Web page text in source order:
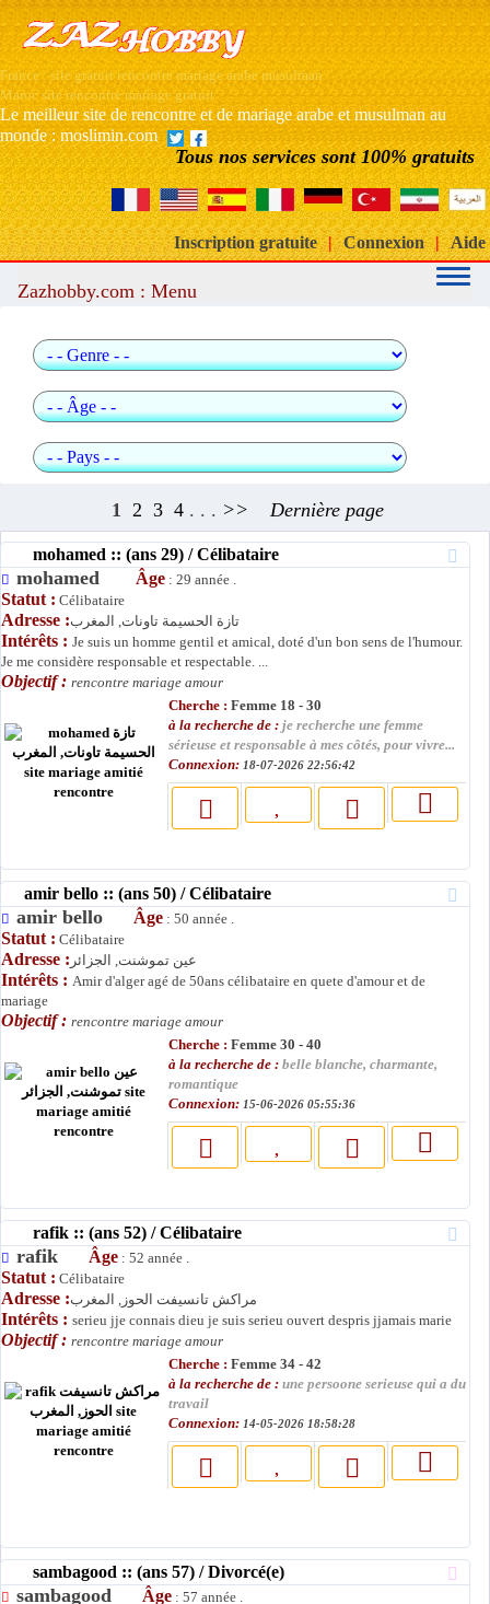
France : site gratuit rencontre mariage arabe musulman
Maroc site rencontre mariage gratuit
Le meilleur site de rencontre et de mariage arabe et musulman au
monde : moslimin.com
Tous nos services sont 100% gratuits
Inscription gratuite | Connexion | Aide
Zazhobby.com : Menu
1 2 3 4 . . . >> Dernière page
mohamed :: (ans 29) / Célibataire
mohamed Âge : 29 année .
Statut : Célibataire
Adresse :تازة الحسيمة تاونات, المغرب
Intérêts : Je suis un homme gentil et amical, doté d'un bon sens de l'humour.
Je me considère responsable et respectable. ...
Objectif : rencontre mariage amour
Cherche : Femme 18 - 30
à la recherche de : je recherche une femme
sérieuse et responsable à mes côtés, pour vivre...
Connexion: 18-07-2026 22:56:42
amir bello :: (ans 50) / Célibataire
amir bello Âge : 50 année .
Statut : Célibataire
Adresse : عين تموشنت, الجزائر
Intérêts : Amir d'alger agé de 50ans célibataire en quete d'amour et de
mariage
Objectif : rencontre mariage amour
Cherche : Femme 30 - 40
à la recherche de : belle blanche, charmante,
romantique
Connexion: 15-06-2026 05:55:36
rafik :: (ans 52) / Célibataire
rafik Âge : 52 année .
Statut : Célibataire
Adresse :مراكش تانسيفت الحوز, المغرب
Intérêts : serieu jje connais dieu je suis serieu ouvert despris jjamais marie
Objectif : rencontre mariage amour
Cherche : Femme 34 - 42
à la recherche de : une persoone serieuse qui a du
travail
Connexion: 14-05-2026 18:58:28
sambagood :: (ans 57) / Divorcé(e)
sambagood Âge : 57 année .